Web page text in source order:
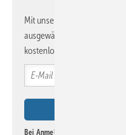
Mit unserem Newsletter
ausgewählte Informationen
kostenlos direkt ins Postfach.
Bei Anmeldung zu diesem